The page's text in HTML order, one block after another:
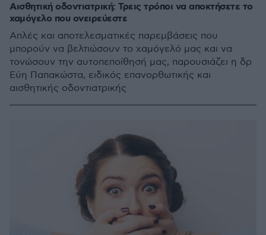
Αισθητική οδοντιατρική: Τρεις τρόποι να αποκτήσετε το
χαμόγελο που ονειρεύεστε
Απλές και αποτελεσματικές παρεμβάσεις που
μπορούν να βελτιώσουν το χαμόγελό μας και να
τονώσουν την αυτοπεποίθησή μας, παρουσιάζει η δρ
Εύη Παπακώστα, ειδικός επανορθωτικής και
αισθητικής οδοντιατρικής